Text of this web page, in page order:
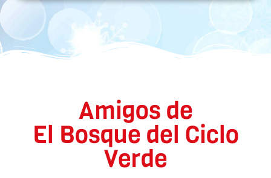
Amigos de
El Bosque del Ciclo
Verde